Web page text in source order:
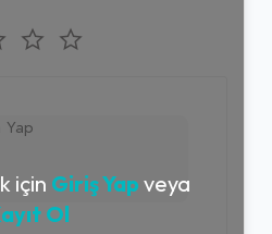
için Giriş Yap veya
Ol